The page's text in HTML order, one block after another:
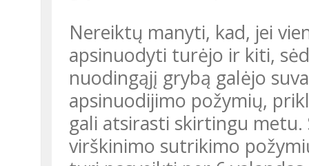
Nereiktų manyti, kad, jei
apsinuodyti turėjo ir kiti,
nuodingąjį grybą galėjo
apsinuodijimo požymių,
gali atsirasti skirtingu
virškinimo sutrikimo